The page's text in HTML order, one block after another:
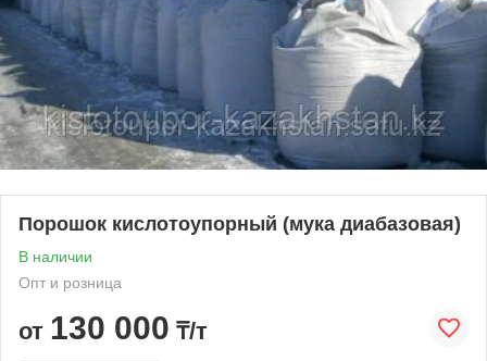
Порошок кислотоупорный (мука диабазовая)
В наличии
Опт и розница
от 130 000 ₸/т